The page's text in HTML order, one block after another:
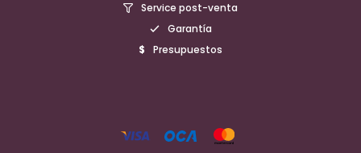
Service post-venta
Garantía
Presupuestos